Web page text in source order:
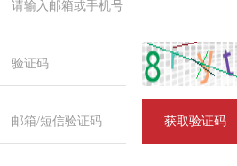
获取验证码